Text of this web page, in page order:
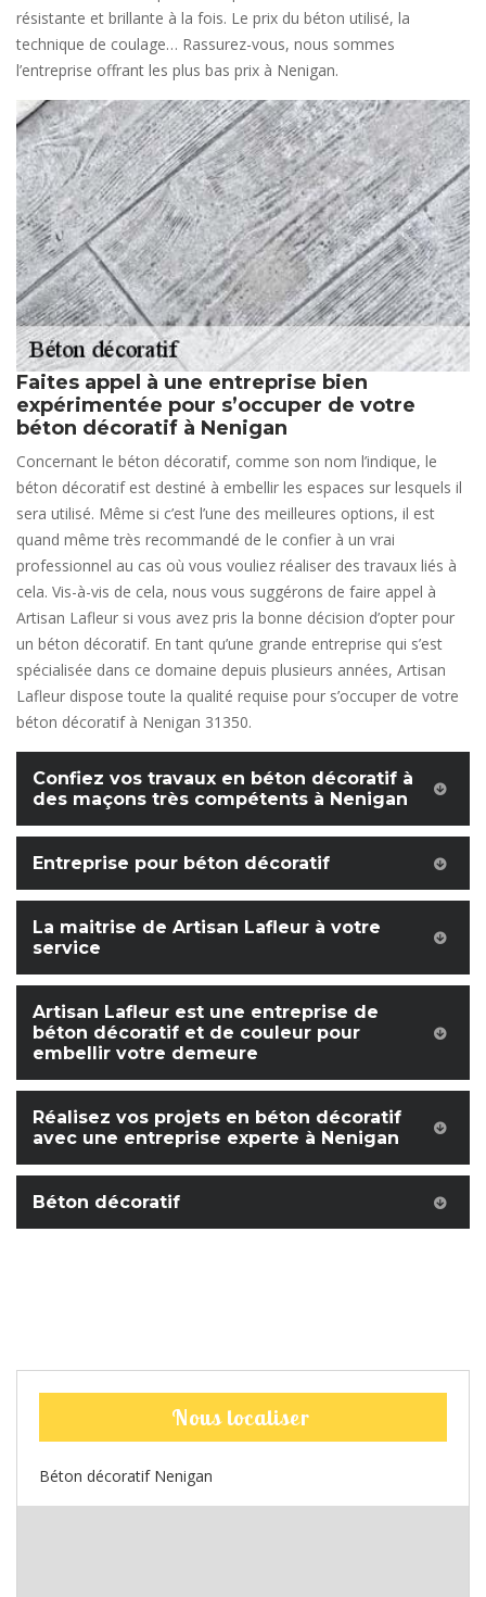
résistante et brillante à la fois. Le prix du béton utilisé, la
technique de coulage… Rassurez-vous, nous sommes
l’entreprise offrant les plus bas prix à Nenigan.
Faites appel à une entreprise bien
expérimentée pour s’occuper de votre
béton décoratif à Nenigan
Concernant le béton décoratif, comme son nom l’indique, le
béton décoratif est destiné à embellir les espaces sur lesquels il
sera utilisé. Même si c’est l’une des meilleures options, il est
quand même très recommandé de le confier à un vrai
professionnel au cas où vous vouliez réaliser des travaux liés à
cela. Vis-à-vis de cela, nous vous suggérons de faire appel à
Artisan Lafleur si vous avez pris la bonne décision d’opter pour
un béton décoratif. En tant qu’une grande entreprise qui s’est
spécialisée dans ce domaine depuis plusieurs années, Artisan
Lafleur dispose toute la qualité requise pour s’occuper de votre
béton décoratif à Nenigan 31350.
Confiez vos travaux en béton décoratif à
des maçons très compétents à Nenigan
Entreprise pour béton décoratif
La maitrise de Artisan Lafleur à votre
service
Artisan Lafleur est une entreprise de
béton décoratif et de couleur pour
embellir votre demeure
Réalisez vos projets en béton décoratif
avec une entreprise experte à Nenigan
Béton décoratif
Nous localiser
Béton décoratif Nenigan